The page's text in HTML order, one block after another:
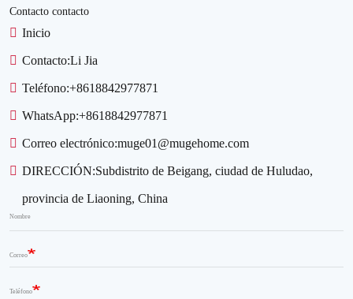
Contacto contacto
Inicio
Contacto:Li Jia
Teléfono:+8618842977871
WhatsApp:+8618842977871
Correo electrónico:muge01@mugehome.com
DIRECCIÓN:Subdistrito de Beigang, ciudad de Huludao,
provincia de Liaoning, China
Nombre
Correo
Teléfono